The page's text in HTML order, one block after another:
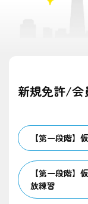
新規免許/会
【第一段階】
【第一段階】
放練習